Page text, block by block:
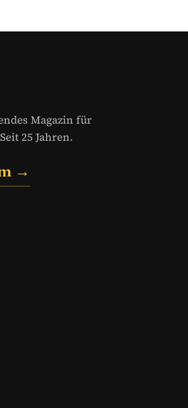
Magazin für
25 Jahren.
→